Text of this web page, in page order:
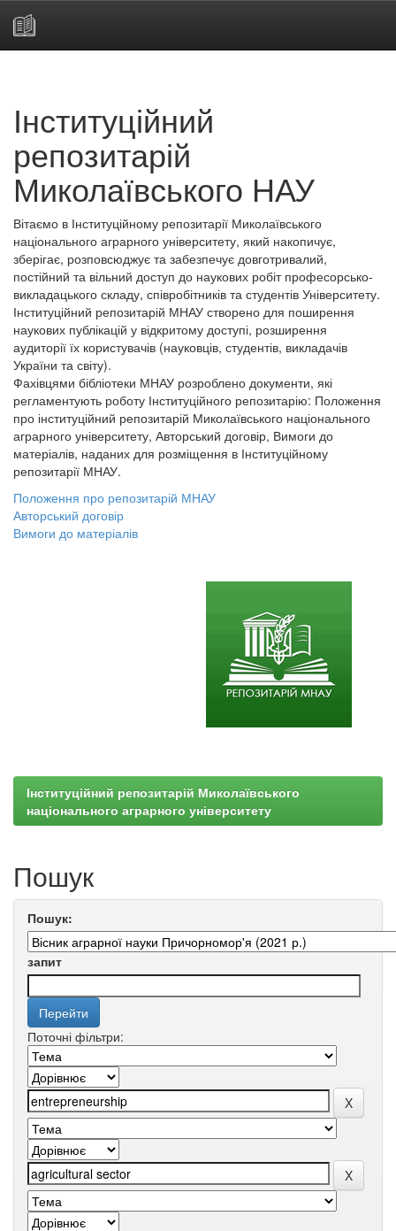
Інституційний
репозитарій
Миколаївського НАУ
Вітаємо в Інституційному репозитарії Миколаївського
національного аграрного університету, який накопичує,
зберігає, розповсюджує та забезпечує довготривалий,
постійний та вільний доступ до наукових робіт професорсько-
викладацького складу, співробітників та студентів Університету.
Інституційний репозитарій МНАУ створено для поширення
наукових публікацій у відкритому доступі, розширення
аудиторії їх користувачів (науковців, студентів, викладачів
України та світу).
Фахівцями бібліотеки МНАУ розроблено документи, які
регламентують роботу Інституційного репозитарію: Положення
про інституційний репозитарій Миколаївського національного
аграрного університету, Авторський договір, Вимоги до
матеріалів, наданих для розміщення в Інституційному
репозитарії МНАУ.
Положення про репозитарій МНАУ
Авторський договір
Вимоги до матеріалів
Інституційний репозитарій Миколаївського
національного аграрного університету
Пошук
Пошук:
запит
Поточні фільтри: